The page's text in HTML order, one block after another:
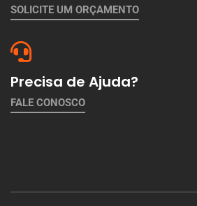
SOLICITE UM ORÇAMENTO
Precisa de Ajuda?
FALE CONOSCO